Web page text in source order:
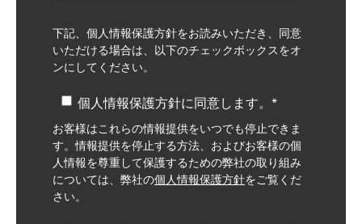
下記、個人情報保護方針をお読みいただき、同意
いただける場合は、以下のチェックボックスをオ
ンにしてください。
個人情報保護方針に同意します。*
お客様はこれらの情報提供をいつでも停止できま
す。情報提供を停止する方法、およびお客様の個
人情報を尊重して保護するための弊社の取り組み
については、弊社の個人情報保護方針をご覧くだ
さい。